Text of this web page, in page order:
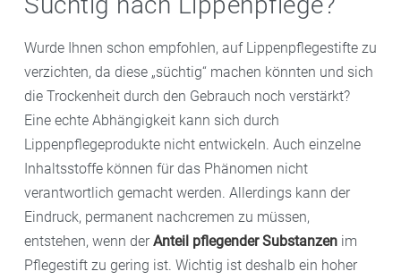
Spülen Sie die Maske nach der Einwirkzeit mit
haben Sie schon mal versucht, die Lippen mit der
Zunge zu befeuchten. Doch das verstärkt eher noch
die Trockenheit, denn der Speichel entzieht den Lippen
noch mehr Feuchtigkeit, wenn er verdunstet. Das kann
sogar zu einem Lippenleck-Ekzem führen. Vermeiden
Sie diese Gewohnheit deshalb unbedingt, auch wenn
es anfangs schwerfällt.
Wurde Ihnen schon empfohlen, auf Lippenpflegestifte zu
verzichten, da diese „süchtig“ machen könnten und sich
die Trockenheit durch den Gebrauch noch verstärkt?
Eine echte Abhängigkeit kann sich durch
Lippenpflegeprodukte nicht entwickeln. Auch einzelne
Inhaltsstoffe können für das Phänomen nicht
verantwortlich gemacht werden. Allerdings kann der
Eindruck, permanent nachcremen zu müssen,
entstehen, wenn der Anteil pflegender Substanzen im
Pflegestift zu gering ist. Wichtig ist deshalb ein hoher